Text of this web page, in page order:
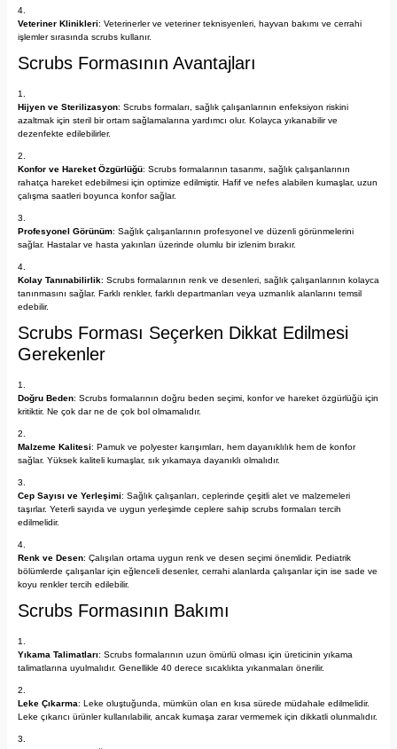
Veteriner Klinikleri: Veterinerler ve veteriner teknisyenleri, hayvan bakımı ve cerrahi
işlemler sırasında scrubs kullanır.
Scrubs Formasının Avantajları
Hijyen ve Sterilizasyon: Scrubs formaları, sağlık çalışanlarının enfeksiyon riskini
azaltmak için steril bir ortam sağlamalarına yardımcı olur. Kolayca yıkanabilir ve
dezenfekte edilebilirler.
Konfor ve Hareket Özgürlüğü: Scrubs formalarının tasarımı, sağlık çalışanlarının
rahatça hareket edebilmesi için optimize edilmiştir. Hafif ve nefes alabilen kumaşlar, uzun
çalışma saatleri boyunca konfor sağlar.
Profesyonel Görünüm: Sağlık çalışanlarının profesyonel ve düzenli görünmelerini
sağlar. Hastalar ve hasta yakınları üzerinde olumlu bir izlenim bırakır.
Kolay Tanınabilirlik: Scrubs formalarının renk ve desenleri, sağlık çalışanlarının kolayca
tanınmasını sağlar. Farklı renkler, farklı departmanları veya uzmanlık alanlarını temsil
edebilir.
Scrubs Forması Seçerken Dikkat Edilmesi
Gerekenler
Doğru Beden: Scrubs formalarının doğru beden seçimi, konfor ve hareket özgürlüğü için
kritiktir. Ne çok dar ne de çok bol olmamalıdır.
Malzeme Kalitesi: Pamuk ve polyester karışımları, hem dayanıklılık hem de konfor
sağlar. Yüksek kaliteli kumaşlar, sık yıkamaya dayanıklı olmalıdır.
Cep Sayısı ve Yerleşimi: Sağlık çalışanları, ceplerinde çeşitli alet ve malzemeleri
taşırlar. Yeterli sayıda ve uygun yerleşimde ceplere sahip scrubs formaları tercih
edilmelidir.
Renk ve Desen: Çalışılan ortama uygun renk ve desen seçimi önemlidir. Pediatrik
bölümlerde çalışanlar için eğlenceli desenler, cerrahi alanlarda çalışanlar için ise sade ve
koyu renkler tercih edilebilir.
Scrubs Formasının Bakımı
Yıkama Talimatları: Scrubs formalarının uzun ömürlü olması için üreticinin yıkama
talimatlarına uyulmalıdır. Genellikle 40 derece sıcaklıkta yıkanmaları önerilir.
Leke Çıkarma: Leke oluştuğunda, mümkün olan en kısa sürede müdahale edilmelidir.
Leke çıkarıcı ürünler kullanılabilir, ancak kumaşa zarar vermemek için dikkatli olunmalıdır.